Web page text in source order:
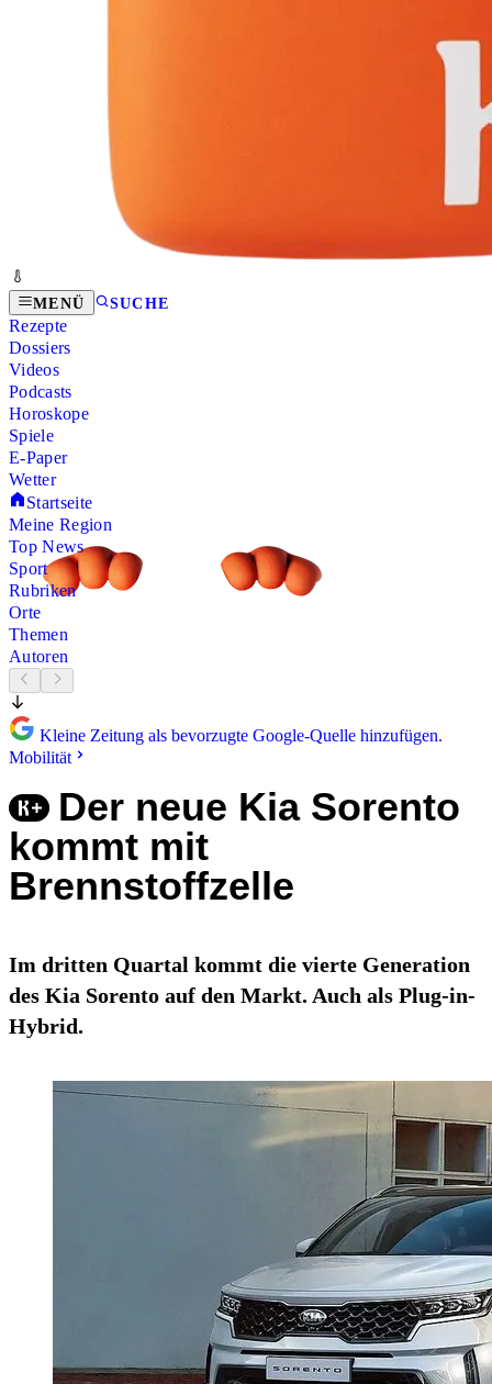
MENÜ SUCHE
Rezepte
Dossiers
Videos
Podcasts
Horoskope
Spiele
E-Paper
Wetter
Startseite
Meine Region
Top News
Sport
Rubriken
Orte
Themen
Autoren
Kleine Zeitung als bevorzugte Google-Quelle hinzufügen.
Mobilität
Der neue Kia Sorento
kommt mit
Brennstoffzelle
Im dritten Quartal kommt die vierte Generation
des Kia Sorento auf den Markt. Auch als Plug-in-
Hybrid.